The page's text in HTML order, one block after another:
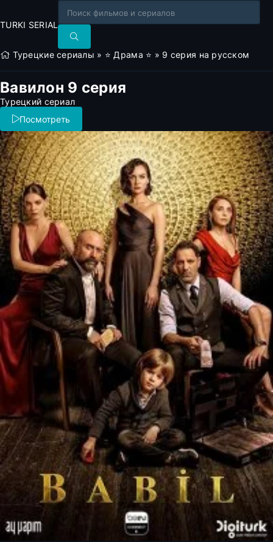
TURKI SERIAL
Турецкие сериалы » ⭐ Драма ⭐ » 9 серия на русском
Вавилон 9 серия
Турецкий сериал
Посмотреть